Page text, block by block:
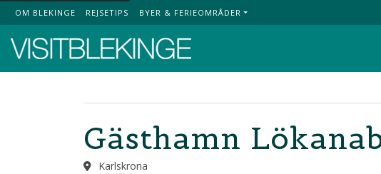
Top Menu
OM BLEKINGE REJSETIPS BYER & FERIEOMRÅDER
Gästhamn
Karlskrona